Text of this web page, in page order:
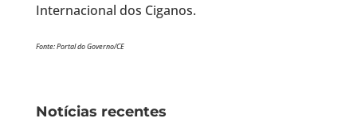
Internacional dos Ciganos.
Fonte: Portal do Governo/CE
Notícias recentes